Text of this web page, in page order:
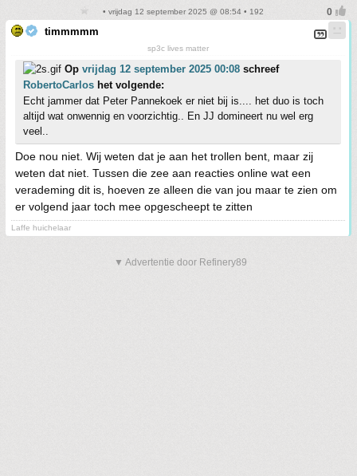
• vrijdag 12 september 2025 @ 08:54 • 192
timmmmm
sp3c lives matter
Op vrijdag 12 september 2025 00:08 schreef
RobertoCarlos het volgende:
Echt jammer dat Peter Pannekoek er niet bij is.... het duo is toch
altijd wat onwennig en voorzichtig.. En JJ domineert nu wel erg
veel..
Doe nou niet. Wij weten dat je aan het trollen bent, maar zij
weten dat niet. Tussen die zee aan reacties online wat een
verademing dit is, hoeven ze alleen die van jou maar te zien om
er volgend jaar toch mee opgescheept te zitten
Laffe huichelaar
▼ Advertentie door Refinery89